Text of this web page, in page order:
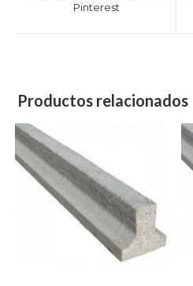
Pinterest
Productos relacionados